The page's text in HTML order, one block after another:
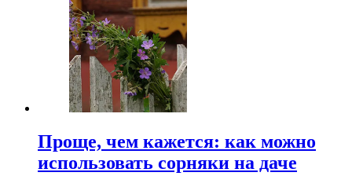
Проще, чем кажется: как можно
использовать сорняки на даче